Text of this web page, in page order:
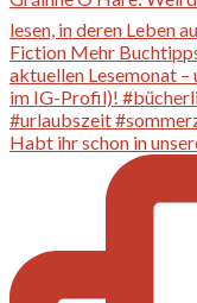
Habt ihr schon in